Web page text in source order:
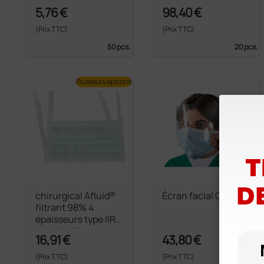
adultes
5,76 €
(Prix TTC)
50 pcs.
98,40 €
(Prix TTC)
20 pcs.
chirurgical Afluid®
filtrant 98% 4
épaisseurs type IIR
avec lanières
16,91 €
(Prix TTC)
Plusieurs options
Écran facial Gima
43,80 €
(Prix TTC)